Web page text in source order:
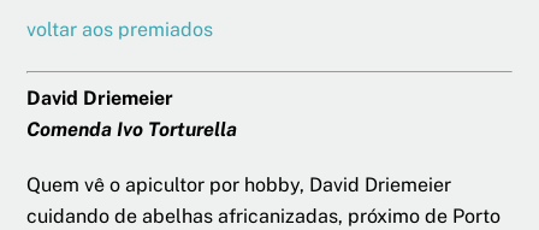
voltar aos premiados
David Driemeier
Comenda Ivo Torturella
Quem vê o apicultor por hobby, David Driemeier
cuidando de abelhas africanizadas, próximo de Porto